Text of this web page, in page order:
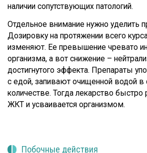
наличии сопутствующих патологий.
Отдельное внимание нужно уделить
Дозировку на протяжении всего
изменяют. Ее превышение чревато
организма, а вот снижение –
достигнутого эффекта. Препараты
с едой, запивают очищенной водой в
количестве. Тогда лекарство быстро
ЖКТ и усваивается организмом.
Побочные действия